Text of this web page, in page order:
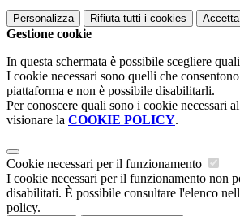
Personalizza Rifiuta tutti i cookies
Gestione cookie
In questa schermata è possibile scegliere
I cookie necessari sono quelli che
piattaforma e non è possibile disabilitarli.
Per conoscere quali sono i cookie necessari
visionare la COOKIE POLICY.
Cookie necessari per il funzionamento
I cookie necessari per il funzionamento non
disabilitati. È possibile consultare l'elenco
policy.